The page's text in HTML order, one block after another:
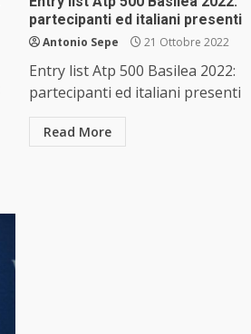
partecipanti ed italiani presenti
Antonio Sepe 21 Ottobre 2022
Entry list Atp 500 Basilea 2022:
partecipanti ed italiani presenti
Read More